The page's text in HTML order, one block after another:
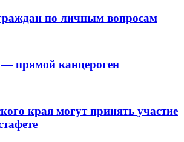
по личным вопросам
прямой канцероген
края могут принять участие